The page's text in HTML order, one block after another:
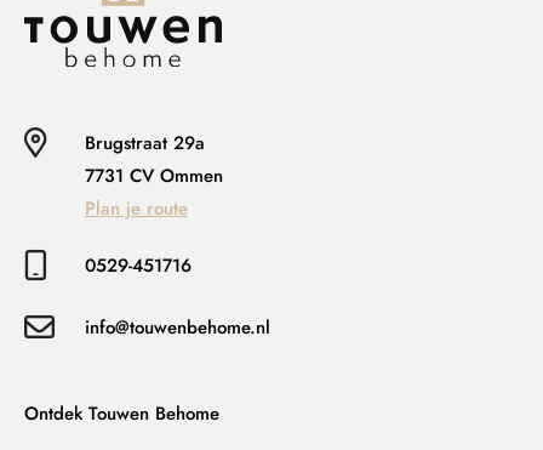
Brugstraat 29a
7731 CV Ommen
Plan je route
0529-451716
info@touwenbehome.nl
Ontdek Touwen Behome